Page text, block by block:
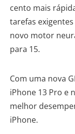
cento mais
tarefas
novo motor
para 15.
Com uma nova
iPhone 13 Pro e
melhor
iPhone.